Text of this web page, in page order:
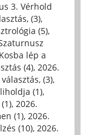
3. Vérhold
(3),
(5),
lép a
(4), 2026.
(3),
(1),
, 2026.
(1), 2026.
(10), 2026.